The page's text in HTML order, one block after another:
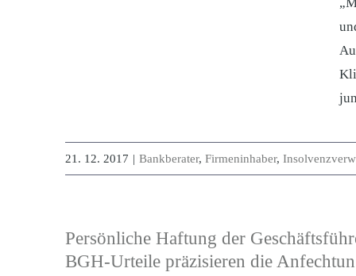
21. 12. 2017 | Bankberater, Firmeninhaber,
Persönliche Haftung der
BGH-Urteile präzisieren die